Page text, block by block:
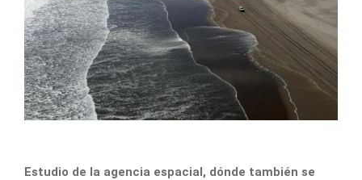
Estudio de la agencia espacial, dónde también se